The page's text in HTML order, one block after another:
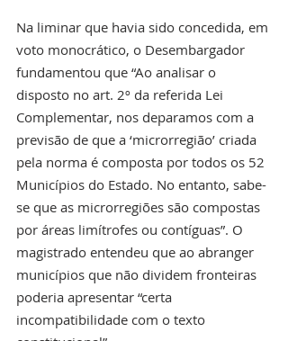
Na liminar que havia sido concedida, em
voto monocrático, o Desembargador
fundamentou que “Ao analisar o
disposto no art. 2º da referida Lei
Complementar, nos deparamos com a
previsão de que a ‘microrregião’ criada
pela norma é composta por todos os 52
Municípios do Estado. No entanto, sabe-
se que as microrregiões são compostas
por áreas limítrofes ou contíguas”. O
magistrado entendeu que ao abranger
municípios que não dividem fronteiras
poderia apresentar “certa
incompatibilidade com o texto